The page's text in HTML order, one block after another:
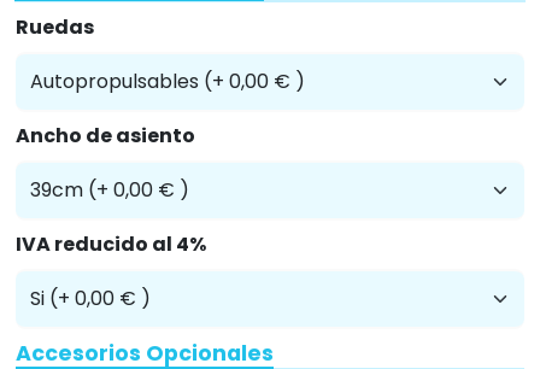
Ruedas
Ancho de asiento
IVA reducido al 4%
Accesorios Opcionales